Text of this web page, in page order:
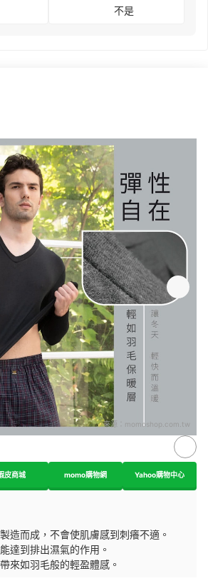
不是
來源： momoshop.com.tw
皮商城 momo購物網 Yahoo購物中心
造而成，不會使肌膚感到刺癢不適。
達到排出濕氣的作用。
來如羽毛般的輕盈體感。